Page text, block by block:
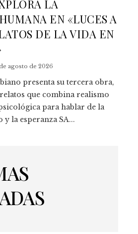
LA
EN «LUCES A
DE LA VIDA EN
agosto de 2026
presenta su tercera obra,
que combina realismo
para hablar de la
la esperanza SA...